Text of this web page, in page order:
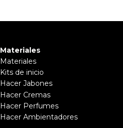
Materiales
Materiales
Kits de inicio
Hacer Jabones
Hacer Cremas
Hacer Perfumes
Hacer Ambientadores